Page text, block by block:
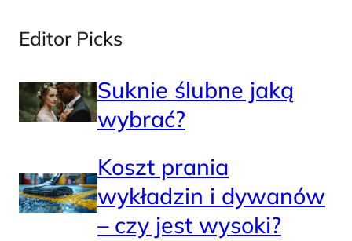
Editor Picks
Suknie ślubne jaką
wybrać?
Koszt prania
wykładzin i dywanów
– czy jest wysoki?